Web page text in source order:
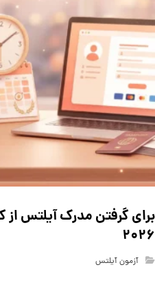
برای گرفتن مدرک آیلتس
۲۰۲۶
آزمون آیلتس